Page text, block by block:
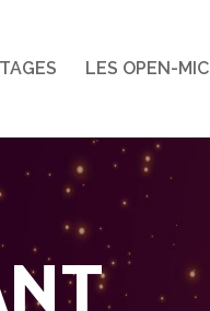
LES OPEN-MIC